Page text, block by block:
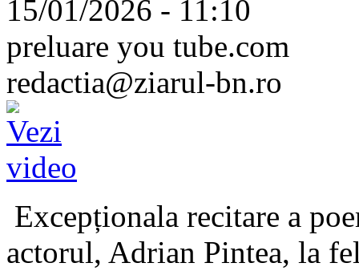
15/01/2026 - 11:10
preluare you tube.com
redactia@ziarul-bn.ro
Excepționala recitare a
actorul, Adrian Pintea, la